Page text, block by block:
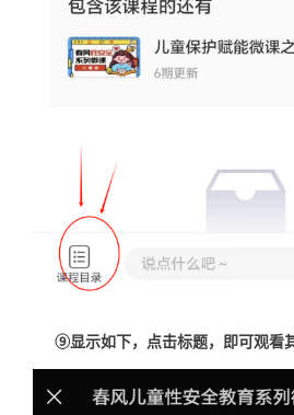
⑨显示如下，点击标题，即可观看